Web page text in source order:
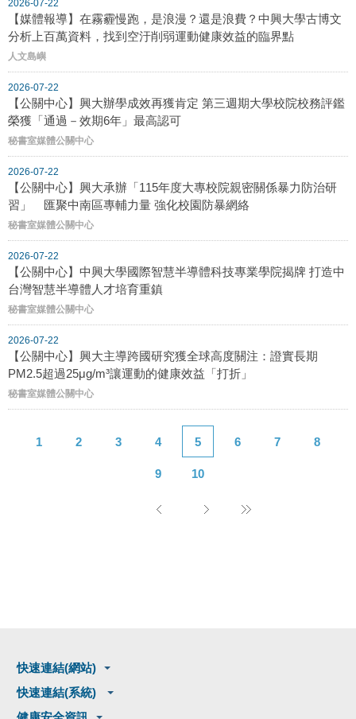
2026-07-22
【媒體報導】在霧霾慢跑，是浪漫？還是浪費？中興大學古博文
分析上百萬資料，找到空汙削弱運動健康效益的臨界點
人文島嶼
2026-07-22
【公關中心】興大辦學成效再獲肯定 第三週期大學校院校務評鑑
榮獲「通過－效期6年」最高認可
秘書室媒體公關中心
2026-07-22
【公關中心】興大承辦「115年度大專校院親密關係暴力防治研
習」 匯聚中南區專輔力量 強化校園防暴網絡
秘書室媒體公關中心
2026-07-22
【公關中心】中興大學國際智慧半導體科技專業學院揭牌 打造中
台灣智慧半導體人才培育重鎮
秘書室媒體公關中心
2026-07-22
【公關中心】興大主導跨國研究獲全球高度關注：證實長期
PM2.5超過25μg/m³讓運動的健康效益「打折」
秘書室媒體公關中心
1 2 3 4 5 6 7 8
9 10
快速連結(網站)
快速連結(系統)